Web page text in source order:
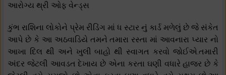
આરોગ્ય થ્રી ઓફ વેન્ડ્સ
કુંભ રાશિના લોકોને પ્રેમ રીડિંગ માં ધ સ્ટાર નું કાર્ડ મળેલું છે જે સંકેત
આપે છે કે આ અઠવાડિયે તમને તમારા રસ્તા માં આવનારા પ્યાર નો
આખા દિલ થી અને ખુલી બાહો થી સ્વાગત કરવો જોઈએ.તમારી
અંદર જેટલી આવડત દેખાય છે એના કરતા ઘણી વધારે હાજર છે કે